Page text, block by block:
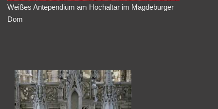
Weißes Antependium am Hochaltar im Magdeburger
Dom